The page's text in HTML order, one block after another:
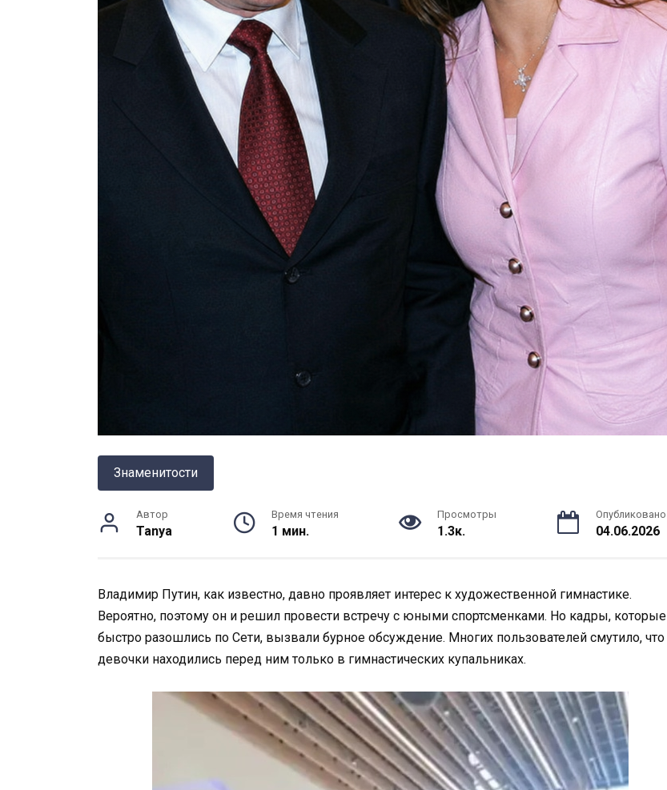
Знаменитости
Автор
Tanya
Время чтения
1 мин.
Просмотры
1.3к.
Опубликовано
04.06.2026
Владимир Путин, как известно, давно проявляет интерес к художественной гимнастике.
Вероятно, поэтому он и решил провести встречу с юными спортсменками. Но кадры, которые
быстро разошлись по Сети, вызвали бурное обсуждение. Многих пользователей смутило, что
девочки находились перед ним только в гимнастических купальниках.